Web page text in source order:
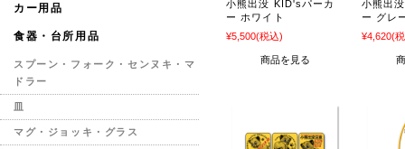
小熊出没 KID'sパーカ
ー ホワイト
¥5,500(税込)
商品を見る
小熊出
ー グレ
¥4,620(
カー用品
食器・台所用品
スプーン・フォーク・センヌキ・マ
ドラー
マグ・ジョッキ・グラス